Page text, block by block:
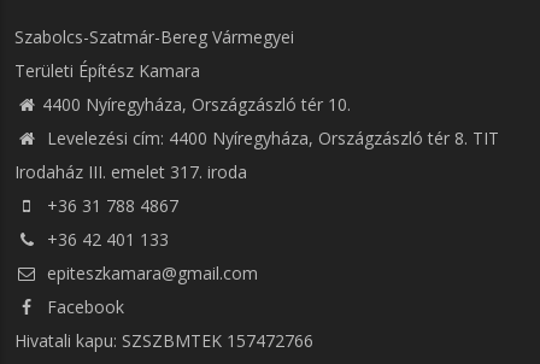
Szabolcs-Szatmár-Bereg Vármegyei
Területi Építész Kamara
4400 Nyíregyháza, Országzászló tér 10.
Levelezési cím: 4400 Nyíregyháza, Országzászló tér 8. TIT
Irodaház III. emelet 317. iroda
+36 31 788 4867
+36 42 401 133
epiteszkamara@gmail.com
Facebook
Hivatali kapu: SZSZBMTEK 157472766